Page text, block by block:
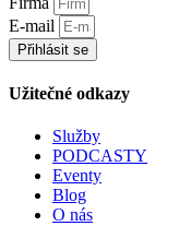
E-mail
Přihlásit se
Užitečné odkazy
Služby
PODCASTY
Eventy
Blog
O nás